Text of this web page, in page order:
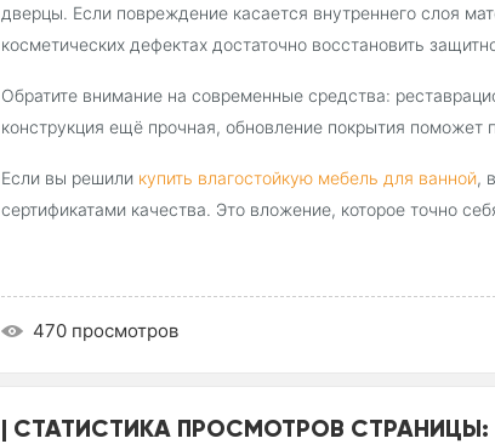
дверцы. Если повреждение касается внутреннего слоя
косметических дефектах достаточно восстановить
Обратите внимание на современные средства:
конструкция ещё прочная, обновление покрытия
Если вы решили купить влагостойкую мебель для ванной,
сертификатами качества. Это вложение, которое точно
470 просмотров
СТАТИСТИКА ПРОСМОТРОВ СТРАНИЦЫ: